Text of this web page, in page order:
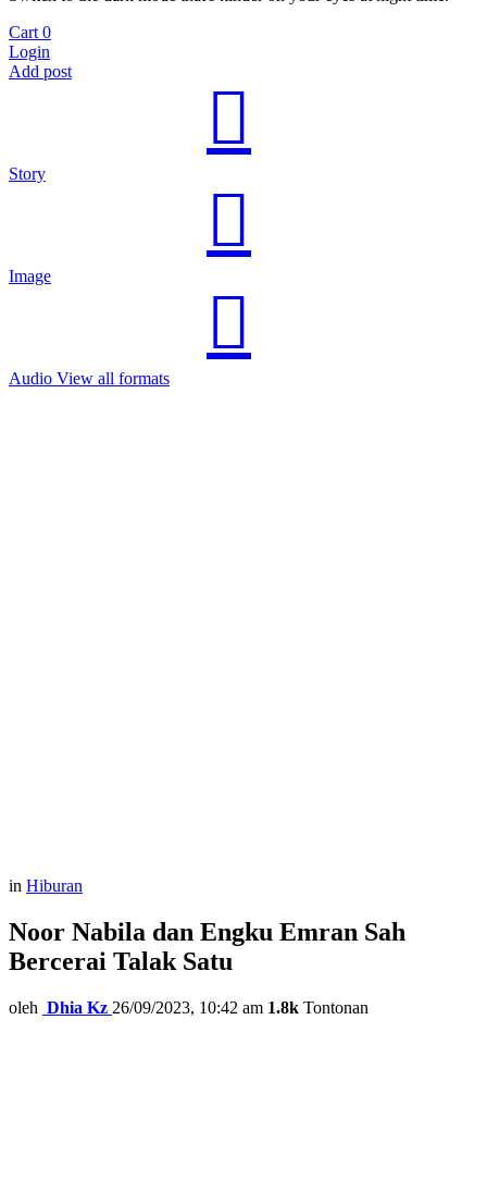
Cart 0
Login
Add post
Story
Image
Audio View all formats
in Hiburan
Noor Nabila dan Engku Emran Sah
Bercerai Talak Satu
oleh Dhia Kz 26/09/2023, 10:42 am 1.8k Tontonan